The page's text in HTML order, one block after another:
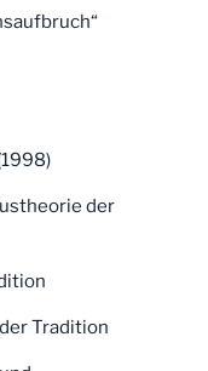
der
Tradition